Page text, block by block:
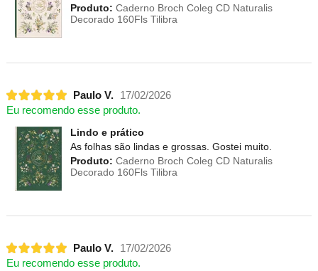
Produto: Caderno Broch Coleg CD Naturalis
Decorado 160Fls Tilibra
Paulo V.
17/02/2026
Eu recomendo esse produto.
Lindo e prático
As folhas são lindas e grossas. Gostei muito.
Produto: Caderno Broch Coleg CD Naturalis
Decorado 160Fls Tilibra
Paulo V.
17/02/2026
Eu recomendo esse produto.